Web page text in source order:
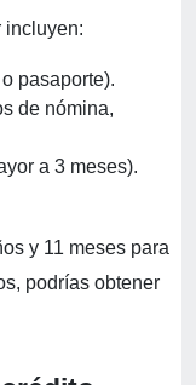
incluyen:
pasaporte).
de nómina,
a 3 meses).
y 11 meses para
podrías obtener